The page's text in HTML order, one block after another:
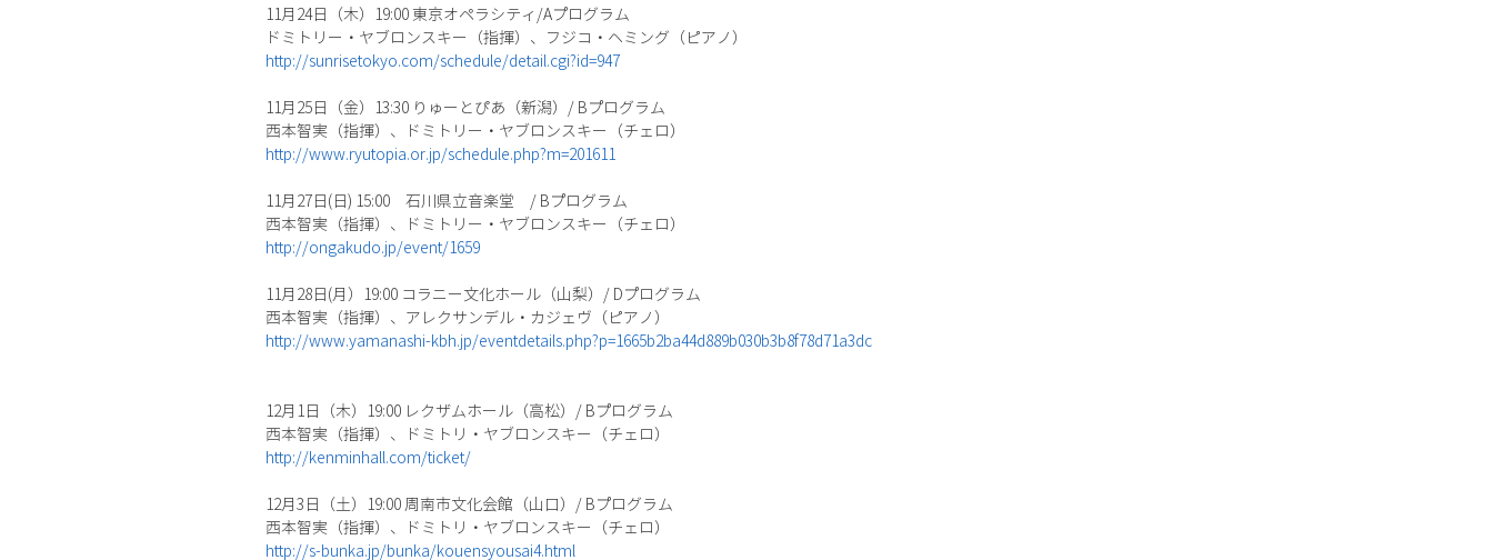
11月24日（木）19:00 東京オペラシティ/Aプログラム
ドミトリー・ヤブロンスキー（指揮）、フジコ・ヘミング（ピアノ）
http://sunrisetokyo.com/schedule/detail.cgi?id=947
11月25日（金）13:30 りゅーとぴあ（新潟）/ Bプログラム
西本智実（指揮）、ドミトリー・ヤブロンスキー（チェロ）
http://www.ryutopia.or.jp/schedule.php?m=201611
11月27日(日) 15:00 石川県立音楽堂 / Bプログラム
西本智実（指揮）、ドミトリー・ヤブロンスキー（チェロ）
http://ongakudo.jp/event/1659
11月28日(月）19:00 コラニー文化ホール（山梨）/ Dプログラム
西本智実（指揮）、アレクサンデル・カジェヴ（ピアノ）
http://www.yamanashi-kbh.jp/eventdetails.php?p=1665b2ba44d889b030b3b8f78d71a3dc
12月1日（木）19:00 レクザムホール（高松）/ Bプログラム
西本智実（指揮）、ドミトリ・ヤブロンスキー（チェロ）
http://kenminhall.com/ticket/
12月3日（土）19:00 周南市文化会館（山口）/ Bプログラム
西本智実（指揮）、ドミトリ・ヤブロンスキー（チェロ）
http://s-bunka.jp/bunka/kouensyousai4.html